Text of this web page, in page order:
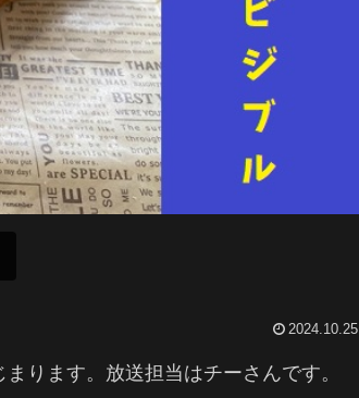
2024.10.25
ります。放送担当はチーさんです。